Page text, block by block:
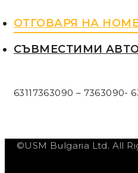
ОТГОВАРЯ НА
СЪВМЕСТИМИ
63117363090 – 7363090-
©USM Bulgaria Ltd. All